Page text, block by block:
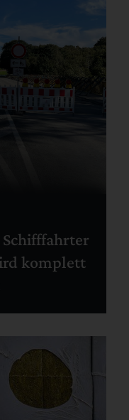
komplett